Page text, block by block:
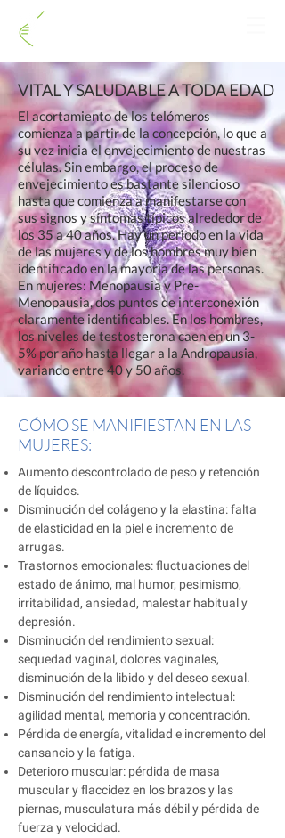
VITAL Y SALUDABLE A TODA EDAD
El acortamiento de los telómeros
comienza a partir de la concepción, lo que a
su vez inicia el envejecimiento de nuestras
células. Sin embargo, el proceso de
envejecimiento es bastante silencioso
hasta que comienza a manifestarse con
sus signos y síntomas típicos alrededor de
los 35 a 40 años. Hay un periodo en la vida
de las mujeres y de los hombres muy bien
identificado en la mayoría de las personas.
En mujeres: Menopausia y Pre-
Menopausia, dos puntos de interconexión
claramente identificables. En los hombres,
los niveles de testosterona caen en un 3-
5% por año hasta llegar a la Andropausia,
variando entre 40 y 50 años.
CÓMO SE MANIFIESTAN EN LAS
MUJERES:
Aumento descontrolado de peso y retención
de líquidos.
Disminución del colágeno y la elastina: falta
de elasticidad en la piel e incremento de
arrugas.
Trastornos emocionales: fluctuaciones del
estado de ánimo, mal humor, pesimismo,
irritabilidad, ansiedad, malestar habitual y
depresión.
Disminución del rendimiento sexual:
sequedad vaginal, dolores vaginales,
disminución de la libido y del deseo sexual.
Disminución del rendimiento intelectual:
agilidad mental, memoria y concentración.
Pérdida de energía, vitalidad e incremento del
cansancio y la fatiga.
Deterioro muscular: pérdida de masa
muscular y flaccidez en los brazos y las
piernas, musculatura más débil y pérdida de
fuerza y velocidad.